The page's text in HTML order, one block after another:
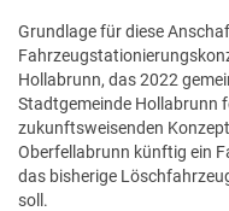
Grundlage für diese
Hollabrunn, das 2022
Stadtgemeinde Hollabrunn
zukunftsweisenden
Oberfellabrunn künftig ein
das bisherige
soll.